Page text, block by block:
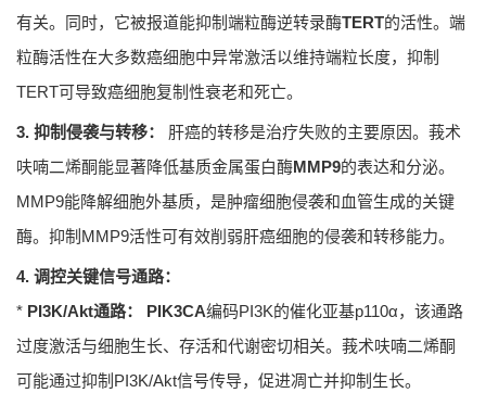
有关。同时，它被报道能抑制端粒酶逆转录酶TERT的活性。端
粒酶活性在大多数癌细胞中异常激活以维持端粒长度，抑制
TERT可导致癌细胞复制性衰老和死亡。
3. 抑制侵袭与转移：
肝癌的转移是治疗失败的主要原因。莪术
呋喃二烯酮能显著降低基质金属蛋白酶MMP9的表达和分泌。
MMP9能降解细胞外基质，是肿瘤细胞侵袭和血管生成的关键
酶。抑制MMP9活性可有效削弱肝癌细胞的侵袭和转移能力。
4. 调控关键信号通路：
* PI3K/Akt通路： PIK3CA编码PI3K的催化亚基p110α，该通路
过度激活与细胞生长、存活和代谢密切相关。莪术呋喃二烯酮
可能通过抑制PI3K/Akt信号传导，促进凋亡并抑制生长。